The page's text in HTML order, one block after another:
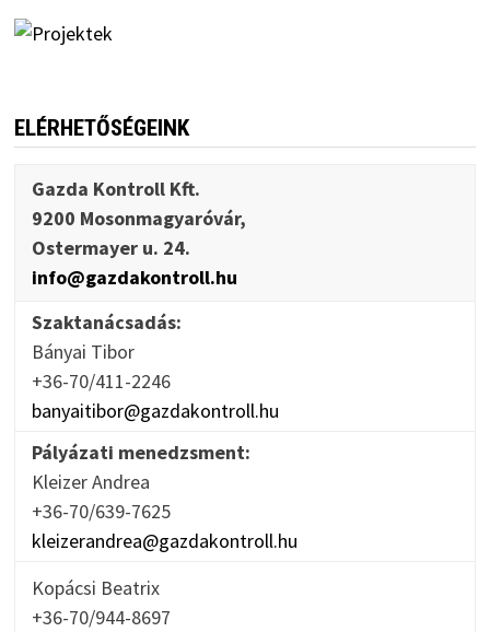
ELÉRHETŐSÉGEINK
Gazda Kontroll Kft.
9200 Mosonmagyaróvár,
Ostermayer u. 24.
info@gazdakontroll.hu
Szaktanácsadás:
Bányai Tibor
+36-70/411-2246
banyaitibor@gazdakontroll.hu
Pályázati menedzsment:
Kleizer Andrea
+36-70/639-7625
kleizerandrea@gazdakontroll.hu
Kopácsi Beatrix
+36-70/944-8697